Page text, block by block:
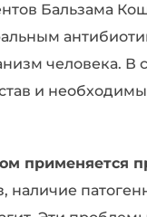
Бальзама
человека.
и
применяется
наличие